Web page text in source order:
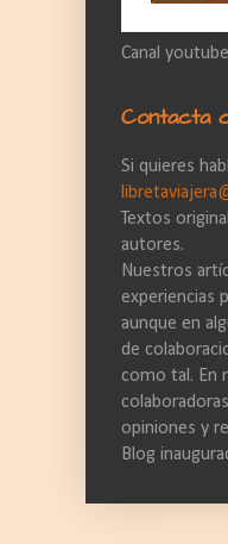
Canal
Contacta
Si quieres
Textos
autores.
Nuestros
experiencias
aunque en
de
como tal. En
opiniones y
Blog